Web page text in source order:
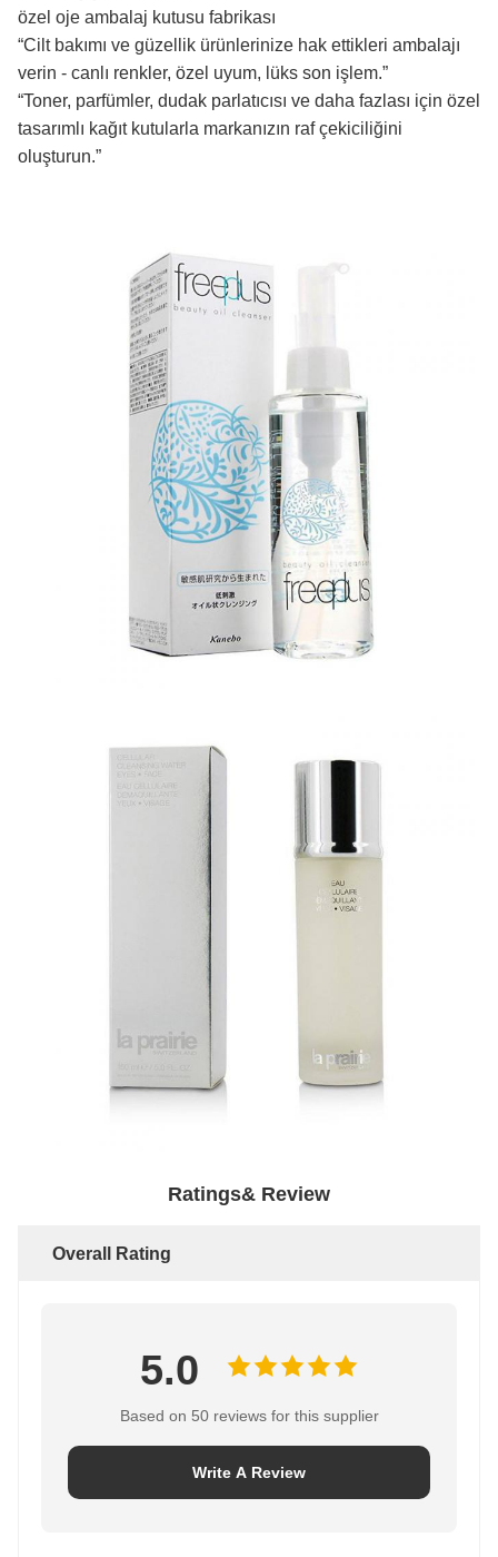
özel oje ambalaj kutusu fabrikası
“Cilt bakımı ve güzellik ürünlerinize hak ettikleri ambalajı
verin - canlı renkler, özel uyum, lüks son işlem.”
“Toner, parfümler, dudak parlatıcısı ve daha fazlası için özel
tasarımlı kağıt kutularla markanızın raf çekiciliğini
oluşturun.”
Ratings& Review
Overall Rating
5.0
Based on 50 reviews for this supplier
Write A Review